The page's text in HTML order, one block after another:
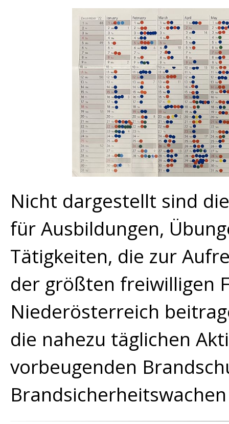
Nicht dargestellt sind
für Ausbildungen,
Tätigkeiten, die zur
der größten freiwilligen
Niederösterreich
die nahezu täglichen
vorbeugenden